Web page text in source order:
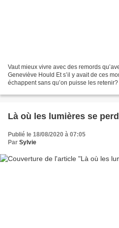
Vaut mieux vivre avec des remords
Geneviève Hould Et s’il y avait de ces
échappent sans qu’on puisse les
Là où les lumières se
Publié le 18/08/2020 à 07:05
Par Sylvie